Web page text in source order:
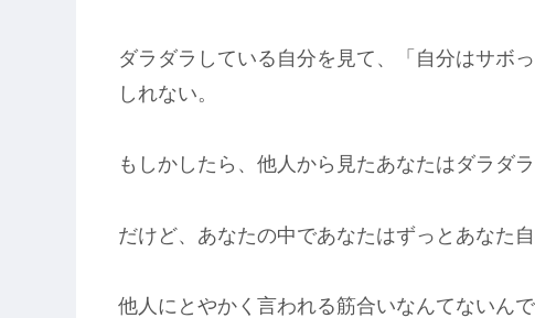
ダラダラしている自分を見て、「自分はサボ
しれない。
もしかしたら、他人から見たあなたはダラダ
だけど、あなたの中であなたはずっとあなた自
他人にとやかく言われる筋合いなんてないんで